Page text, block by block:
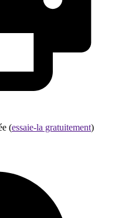
(essaie-la gratuitement)